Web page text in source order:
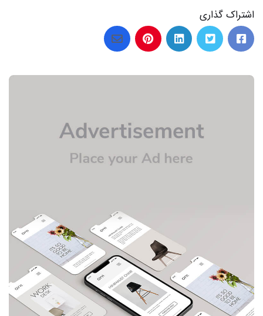
اشتراک گذاری